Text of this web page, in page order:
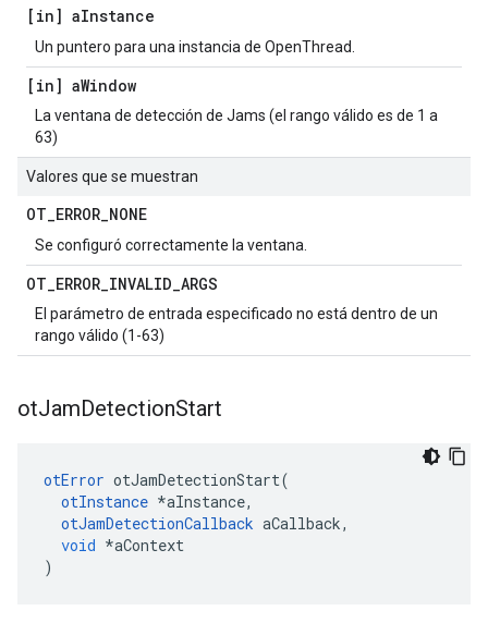
[in] aInstance
Un puntero para una instancia de OpenThread.
[in] aWindow
La ventana de detección de Jams (el rango válido es de 1 a
63)
Valores que se muestran
OT_ERROR_NONE
Se configuró correctamente la ventana.
OT_ERROR_INVALID_ARGS
El parámetro de entrada especificado no está dentro de un
rango válido (1-63)
otJamDetectionStart
otError otJamDetectionStart(
otInstance *aInstance,
otJamDetectionCallback aCallback,
void *aContext
)